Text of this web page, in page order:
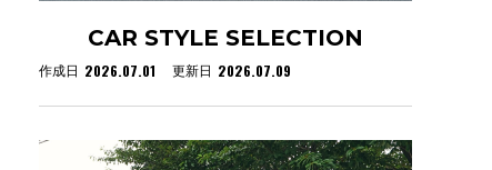
CAR STYLE SELECTION
作成日 2026.07.01 更新日 2026.07.09